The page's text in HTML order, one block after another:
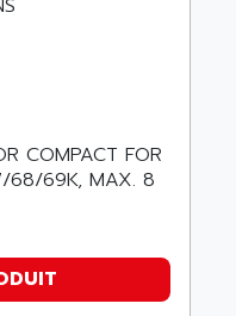
COMPACT FOR
68/69K, MAX. 8